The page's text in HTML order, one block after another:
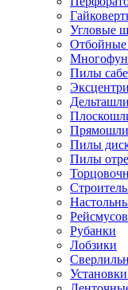
Угловые
Отбойные
Пилы
Пилы
Пилы
Рубанки
Лобзики